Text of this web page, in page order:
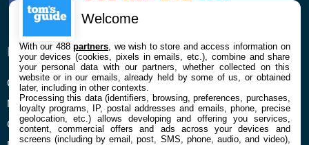
ENTREPRISE
Qui sommes nous
Mentions légales et CGU
Confidentialité et Cookies
À PROPOS
La rédaction
Contact
Welcome
With our 488partners , we wish to store and access information on
your devices (cookies, pixels in emails, etc.), combine and share
your personal data with our partners, whether collected on this
website or in our emails, already held by some of us, or obtained
later, including in other contexts.
Processing this data (identifiers, browsing, preferences, purchases,
loyalty programs, IP, postal addresses and emails, phone, precise
geolocation, etc.) allows developing and offering you services,
content, commercial offers and ads across your devices and
screens (including by email, post, SMS, phone, audio, and video),